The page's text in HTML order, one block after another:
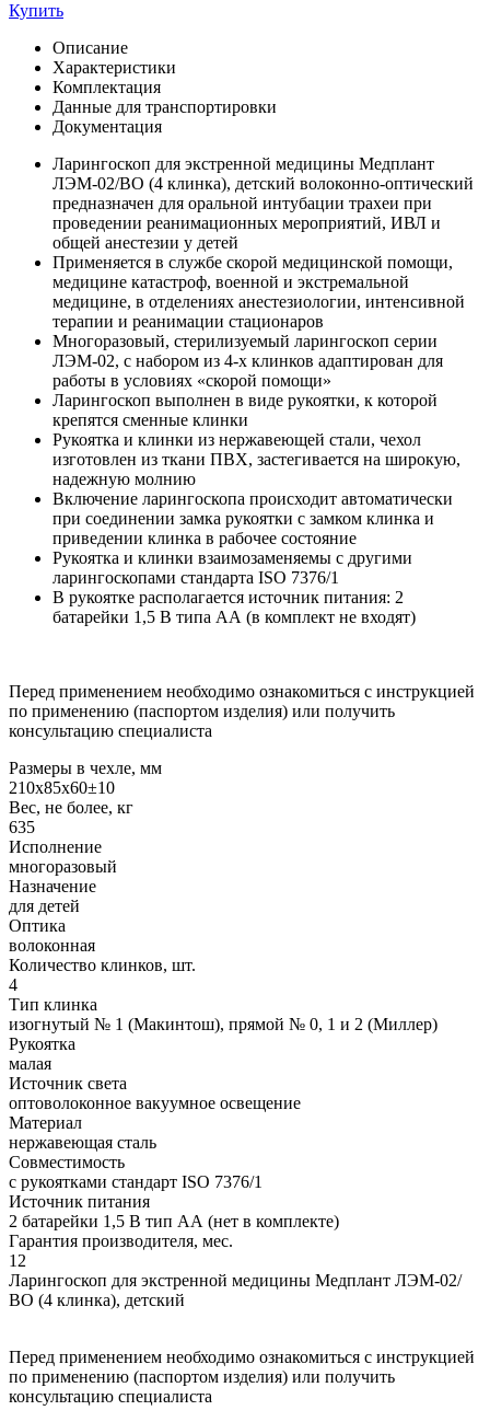
Купить
Описание
Характеристики
Комплектация
Данные для транспортировки
Документация
Ларингоскоп для экстренной медицины Медплант
ЛЭМ-02/ВО (4 клинка), детский волоконно-оптический
предназначен для оральной интубации трахеи при
проведении реанимационных мероприятий, ИВЛ и
общей анестезии у детей
Применяется в службе скорой медицинской помощи,
медицине катастроф, военной и экстремальной
медицине, в отделениях анестезиологии, интенсивной
терапии и реанимации стационаров
Многоразовый, стерилизуемый ларингоскоп серии
ЛЭМ-02, с набором из 4-х клинков адаптирован для
работы в условиях «скорой помощи»
Ларингоскоп выполнен в виде рукоятки, к которой
крепятся сменные клинки
Рукоятка и клинки из нержавеющей стали, чехол
изготовлен из ткани ПВХ, застегивается на широкую,
надежную молнию
Включение ларингоскопа происходит автоматически
при соединении замка рукоятки с замком клинка и
приведении клинка в рабочее состояние
Рукоятка и клинки взаимозаменяемы с другими
ларингоскопами стандарта ISO 7376/1
В рукоятке располагается источник питания: 2
батарейки 1,5 В типа АА (в комплект не входят)
Перед применением необходимо ознакомиться с инструкцией
по применению (паспортом изделия) или получить
консультацию специалиста
Размеры в чехле, мм
210х85х60±10
Вес, не более, кг
635
Исполнение
многоразовый
Назначение
для детей
Оптика
волоконная
Количество клинков, шт.
4
Тип клинка
изогнутый № 1 (Maкинтош), прямой № 0, 1 и 2 (Миллер)
Рукоятка
малая
Источник света
оптоволоконное вакуумное освещение
Материал
нержавеющая сталь
Совместимость
с рукоятками стандарт ISO 7376/1
Источник питания
2 батарейки 1,5 В тип АА (нет в комплекте)
Гарантия производителя, мес.
12
Ларингоскоп для экстренной медицины Медплант ЛЭМ-02/
ВО (4 клинка), детский
Перед применением необходимо ознакомиться с инструкцией
по применению (паспортом изделия) или получить
консультацию специалиста